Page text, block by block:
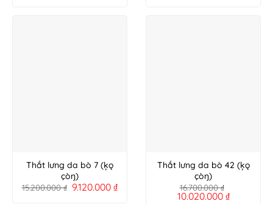
Thắt lưng da bò 7 (ķǫ
çòŋ)
15.200.000₫ 9.120.000₫
Thắt lưng da bò 42 (ķǫ
çòŋ)
16.700.000₫
10.020.000 ₫